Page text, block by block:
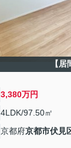
【居
3,380万円
4LDK/97.50㎡
京都府京都市伏見